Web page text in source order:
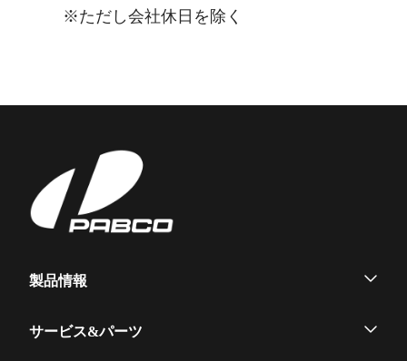
※ただし会社休日を除く
製品情報
ウイングボデー
サービス&パーツ